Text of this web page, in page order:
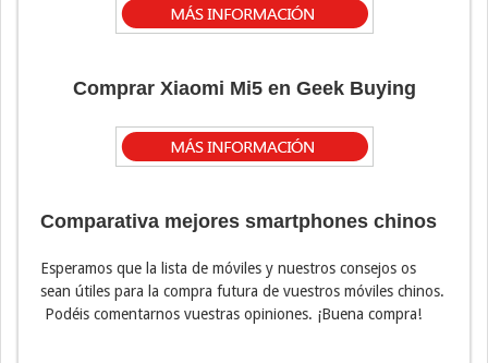
Comprar Xiaomi Mi5 en Geek Buying
Comparativa mejores smartphones chinos
Esperamos que la lista de móviles y nuestros consejos os
sean útiles para la compra futura de vuestros móviles chinos.
Podéis comentarnos vuestras opiniones. ¡Buena compra!